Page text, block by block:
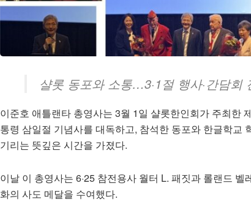
샬롯 동포와 소통…3·1절 행사·간담회
이준호 애틀랜타 총영사는 3월 1일 샬롯한인회가 주최한
통령 삼일절 기념사를 대독하고, 참석한 동포와 한글학교
기리는 뜻깊은 시간을 가졌다.
이날 이 총영사는 6·25 참전용사 월터 L. 패짓과 롤랜드
화의 사도 메달을 수여했다.